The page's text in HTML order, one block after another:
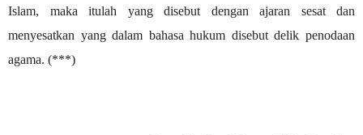
Islam, maka itulah yang disebut dengan ajaran sesat dan
menyesatkan yang dalam bahasa hukum disebut delik penodaan
agama. (***)